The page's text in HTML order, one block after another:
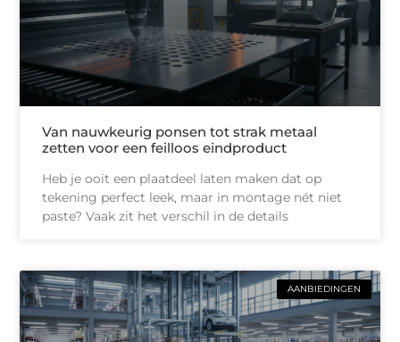
Van nauwkeurig ponsen tot strak metaal
zetten voor een feilloos eindproduct
Heb je ooit een plaatdeel laten maken dat op
tekening perfect leek, maar in montage nét niet
paste? Vaak zit het verschil in de details
AANBIEDINGEN